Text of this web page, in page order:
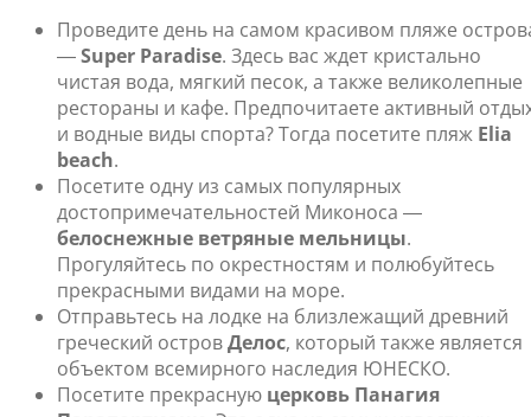
Проведите день на самом красивом пляже
―Super Paradise. Здесь вас ждет кристально
чистая вода, мягкий песок, а также великолепные
рестораны и кафе. Предпочитаете активный
и водные виды спорта? Тогда посетите пляж Elia
beach.
Посетите одну из самых популярных
достопримечательностей Миконоса ―
белоснежные ветряные мельницы.
Прогуляйтесь по окрестностям и полюбуйтесь
прекрасными видами на море.
Отправьтесь на лодке на близлежащий древний
греческий островДелос, который также является
объектом всемирного наследия ЮНЕСКО.
Посетите прекрасную церковь Панагия